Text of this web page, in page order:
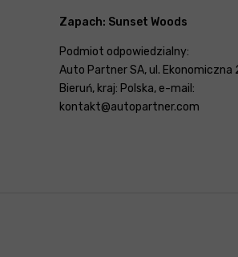
Zapach: Sunset Woods
Podmiot odpowiedzialny:
Auto Partner SA, ul. Ekonomiczna
Bieruń, kraj: Polska, e-mail:
kontakt@autopartner.com